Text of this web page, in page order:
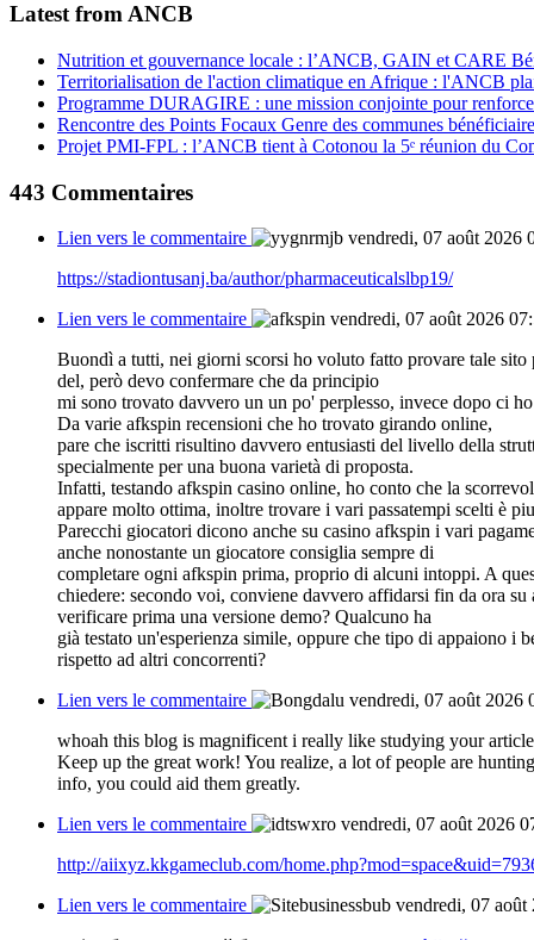
Latest from ANCB
Nutrition et gouvernance locale : l’ANCB, GAIN et CARE
Territorialisation de l'action climatique en Afrique : l'ANCB
Programme DURAGIRE : une mission conjointe pour
Rencontre des Points Focaux Genre des communes
Projet PMI-FPL : l’ANCB tient à Cotonou la 5ᵉ réunion du
443 Commentaires
Lien vers le commentaire
vendredi, 07 août 2026
https://stadiontusanj.ba/author/pharmaceuticalslbp19/
Lien vers le commentaire
vendredi, 07 août 2026
Buondì a tutti, nei giorni scorsi ho voluto fatto provare tale
del, però devo confermare che da principio
mi sono trovato davvero un un po' perplesso, invece dopo ci
Da varie afkspin recensioni che ho trovato girando online,
pare che iscritti risultino davvero entusiasti del livello della
specialmente per una buona varietà di proposta.
Infatti, testando afkspin casino online, ho conto che la
appare molto ottima, inoltre trovare i vari passatempi scelti è
Parecchi giocatori dicono anche su casino afkspin i vari
anche nonostante un giocatore consiglia sempre di
completare ogni afkspin prima, proprio di alcuni intoppi. A
chiedere: secondo voi, conviene davvero affidarsi fin da ora
verificare prima una versione demo? Qualcuno ha
già testato un'esperienza simile, oppure che tipo di appaiono i
rispetto ad altri concorrenti?
Lien vers le commentaire
vendredi, 07 août 2026
whoah this blog is magnificent i really like studying your
Keep up the great work! You realize, a lot of people are
info, you could aid them greatly.
Lien vers le commentaire
vendredi, 07 août 2026
http://aiixyz.kkgameclub.com/
Lien vers le commentaire
vendredi, 07 août